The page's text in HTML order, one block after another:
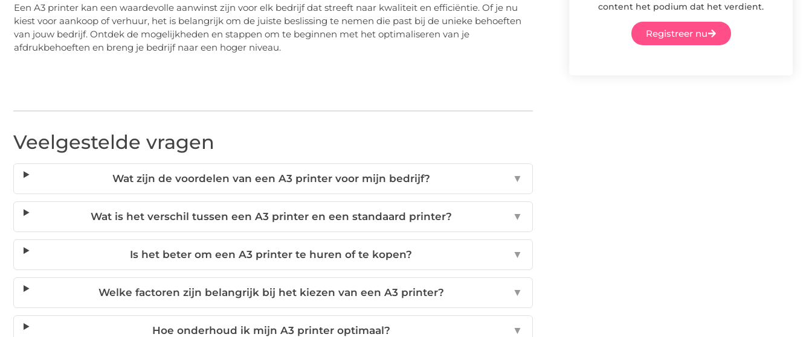
Een A3 printer kan een waardevolle aanwinst zijn voor elk bedrijf dat streeft naar kwaliteit en efficiëntie. Of je nu
kiest voor aankoop of verhuur, het is belangrijk om de juiste beslissing te nemen die past bij de unieke behoeften
van jouw bedrijf. Ontdek de mogelijkheden en stappen om te beginnen met het optimaliseren van je
afdrukbehoeften en breng je bedrijf naar een hoger niveau.
Veelgestelde vragen
Wat zijn de voordelen van een A3 printer voor mijn bedrijf? ▼
Wat is het verschil tussen een A3 printer en een standaard printer? ▼
Is het beter om een A3 printer te huren of te kopen? ▼
Welke factoren zijn belangrijk bij het kiezen van een A3 printer? ▼
Hoe onderhoud ik mijn A3 printer optimaal? ▼
content het podium dat het verdient.
Registreer nu